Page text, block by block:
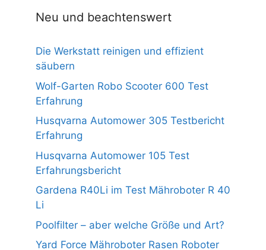
Neu und beachtenswert
Die Werkstatt reinigen und effizient
säubern
Wolf-Garten Robo Scooter 600 Test
Erfahrung
Husqvarna Automower 305 Testbericht
Erfahrung
Husqvarna Automower 105 Test
Erfahrungsbericht
Gardena R40Li im Test Mähroboter R 40
Li
Poolfilter – aber welche Größe und Art?
Yard Force Mähroboter Rasen Roboter